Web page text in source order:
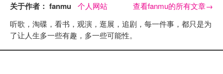
关于作者： fanmu 个人网站 查看fanmu的所有文章→
听歌，淘碟，看书，观演，逛展，追剧，每一件事，都只是为
了让人生多一些有趣，多一些可能性。